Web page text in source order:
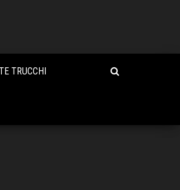
TRUCCHI